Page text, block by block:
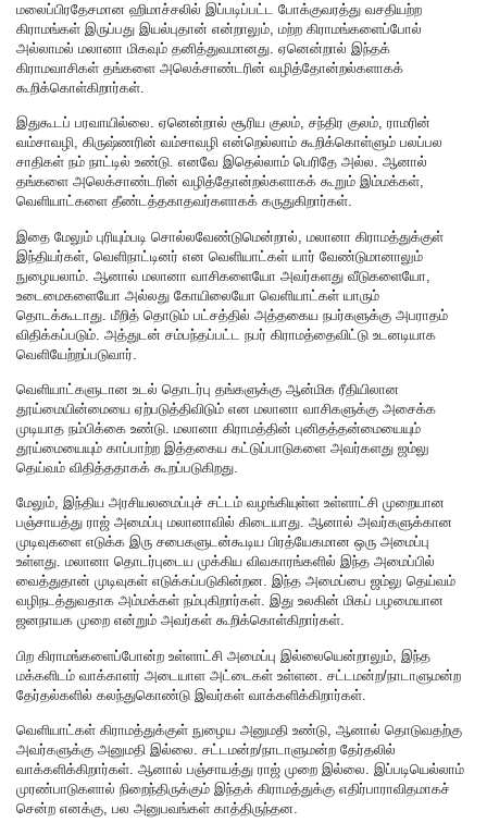
மலைப்பிரதேசமான ஹிமாச்சலில் இப்படிப்பட்ட போக்குவரத்து வசதியற்ற
கிராமங்கள் இருப்பது இயல்புதான் என்றாலும், மற்ற கிராமங்களைப்போல்
அல்லாமல் மலானா மிகவும் தனித்துவமானது. ஏனென்றால் இந்தக்
கிராமவாசிகள் தங்களை அலெக்சாண்டரின் வழித்தோன்றல்களாகக்
கூறிக்கொள்கிறார்கள்.
இதுகூடப் பரவாயில்லை. ஏனென்றால் சூரிய குலம், சந்திர குலம், ராமரின்
வம்சாவழி, கிருஷ்ணரின் வம்சாவழி என்றெல்லாம் கூறிக்கொள்ளும் பலப்பல
சாதிகள் நம் நாட்டில் உண்டு. எனவே இதெல்லாம் பெரிதே அல்ல. ஆனால்
தங்களை அலெக்சாண்டரின் வழித்தோன்றல்களாகக் கூறும் இம்மக்கள்,
வெளியாட்களை தீண்டத்தகாதவர்களாகக் கருதுகிறார்கள்.
இதை மேலும் புரியும்படி சொல்லவேண்டுமென்றால், மலானா கிராமத்துக்குள்
இந்தியர்கள், வெளிநாட்டினர் என வெளியாட்கள் யார் வேண்டுமானாலும்
நுழையலாம். ஆனால் மலானா வாசிகளையோ அவர்களது வீடுகளையோ,
உடைமைகளையோ அல்லது கோயிலையோ வெளியாட்கள் யாரும்
தொடக்கூடாது. மீறித் தொடும் பட்சத்தில் அத்தகைய நபர்களுக்கு அபராதம்
விதிக்கப்படும். அத்துடன் சம்பந்தப்பட்ட நபர் கிராமத்தைவிட்டு உடனடியாக
வெளியேற்றப்படுவார்.
வெளியாட்களுடான உடல் தொடர்பு தங்களுக்கு ஆன்மிக ரீதியிலான
தூய்மையின்மையை ஏற்படுத்திவிடும் என மலானா வாசிகளுக்கு அசைக்க
முடியாத நம்பிக்கை உண்டு. மலானா கிராமத்தின் புனிதத்தன்மையையும்
தூய்மையையும் காப்பாற்ற இத்தகைய கட்டுப்பாடுகளை அவர்களது ஜம்லு
தெய்வம் விதித்ததாகக் கூறப்படுகிறது.
மேலும், இந்திய அரசியலமைப்புச் சட்டம் வழங்கியுள்ள உள்ளாட்சி முறையான
பஞ்சாயத்து ராஜ் அமைப்பு மலானாவில் கிடையாது. ஆனால் அவர்களுக்கான
முடிவுகளை எடுக்க இரு சபைகளுடன்கூடிய பிரத்யேகமான ஒரு அமைப்பு
உள்ளது. மலானா தொடர்புடைய முக்கிய விவகாரங்களில் இந்த அமைப்பில்
வைத்துதான் முடிவுகள் எடுக்கப்படுகின்றன. இந்த அமைப்பை ஜம்லு தெய்வம்
வழிநடத்துவதாக அம்மக்கள் நம்புகிறார்கள். இது உலகின் மிகப் பழமையான
ஜனநாயக முறை என்றும் அவர்கள் கூறிக்கொள்கிறார்கள்.
பிற கிராமங்களைப்போன்ற உள்ளாட்சி அமைப்பு இல்லையென்றாலும், இந்த
மக்களிடம் வாக்காளர் அடையாள அட்டைகள் உள்ளன. சட்டமன்ற/நாடாளுமன்ற
தேர்தல்களில் கலந்துகொண்டு இவர்கள் வாக்களிக்கிறார்கள்.
வெளியாட்கள் கிராமத்துக்குள் நுழைய அனுமதி உண்டு, ஆனால் தொடுவதற்கு
அவர்களுக்கு அனுமதி இல்லை. சட்டமன்ற/நாடாளுமன்ற தேர்தலில்
வாக்களிக்கிறார்கள். ஆனால் பஞ்சாயத்து ராஜ் முறை இல்லை. இப்படியெல்லாம்
முரண்பாடுகளால் நிறைந்திருக்கும் இந்தக் கிராமத்துக்கு எதிர்பாராவிதமாகச்
சென்ற எனக்கு, பல அனுபவங்கள் காத்திருந்தன.